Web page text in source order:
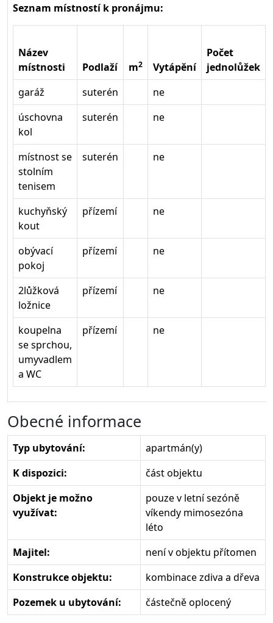
Seznam místností k pronájmu:
Název
místnosti
Podlaží m2 Vytápění
Počet
jednolůžek
garáž
suterén
ne
úschovna
kol
suterén ne
místnost se
stolním
tenisem
suterén ne
kuchyňský
kout
přízemí ne
obývací
pokoj
přízemí ne
2lůžková
ložnice
přízemí ne
koupelna
se sprchou,
umyvadlem
a WC
přízemí ne
Obecné informace
Typ ubytování:
apartmán(y)
K dispozici:
část objektu
Objekt je možno
využívat:
pouze v letní sezóně
víkendy mimosezóna
léto
Majitel:
není v objektu přítomen
Konstrukce objektu:
kombinace zdiva a dřeva
Pozemek u ubytování:
částečně oplocený